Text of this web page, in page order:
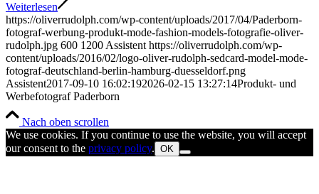
Weiterlesen
https://oliverrudolph.com/wp-content/uploads/2017/04/Paderborn-
fotograf-werbung-produkt-mode-fashion-models-fotografie-oliver-
rudolph.jpg 600 1200 Assistent https://oliverrudolph.com/wp-
content/uploads/2016/02/logo-oliver-rudolph-sedcard-model-mode-
fotograf-deutschland-berlin-hamburg-duesseldorf.png
Assistent2017-09-10 16:02:192026-02-15 13:27:14Produkt- und
Werbefotograf Paderborn
Nach oben scrollen
We use cookies. If you continue to use the website, you will accept
our consent to the privacy policy. OK